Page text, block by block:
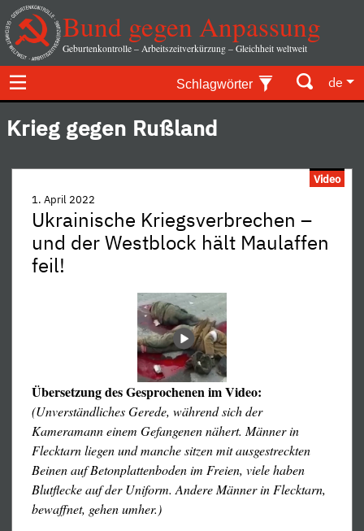
Bund gegen Anpassung
Geburtenkontrolle – Arbeitszeitverkürzung – Gleichheit weltweit
Schlagwörter de
Krieg gegen Rußland
Video
1. April 2022
Ukrainische Kriegsverbrechen –
und der Westblock hält Maulaffen
feil!
Übersetzung des Gesprochenen im Video:
(Unverständliches Gerede, während sich der
Kameramann einem Gefangenen nähert. Männer in
Flecktarn liegen und manche sitzen mit ausgestreckten
Beinen auf Betonplattenboden im Freien, viele haben
Blutflecke auf der Uniform. Andere Männer in Flecktarn,
bewaffnet, gehen umher.)